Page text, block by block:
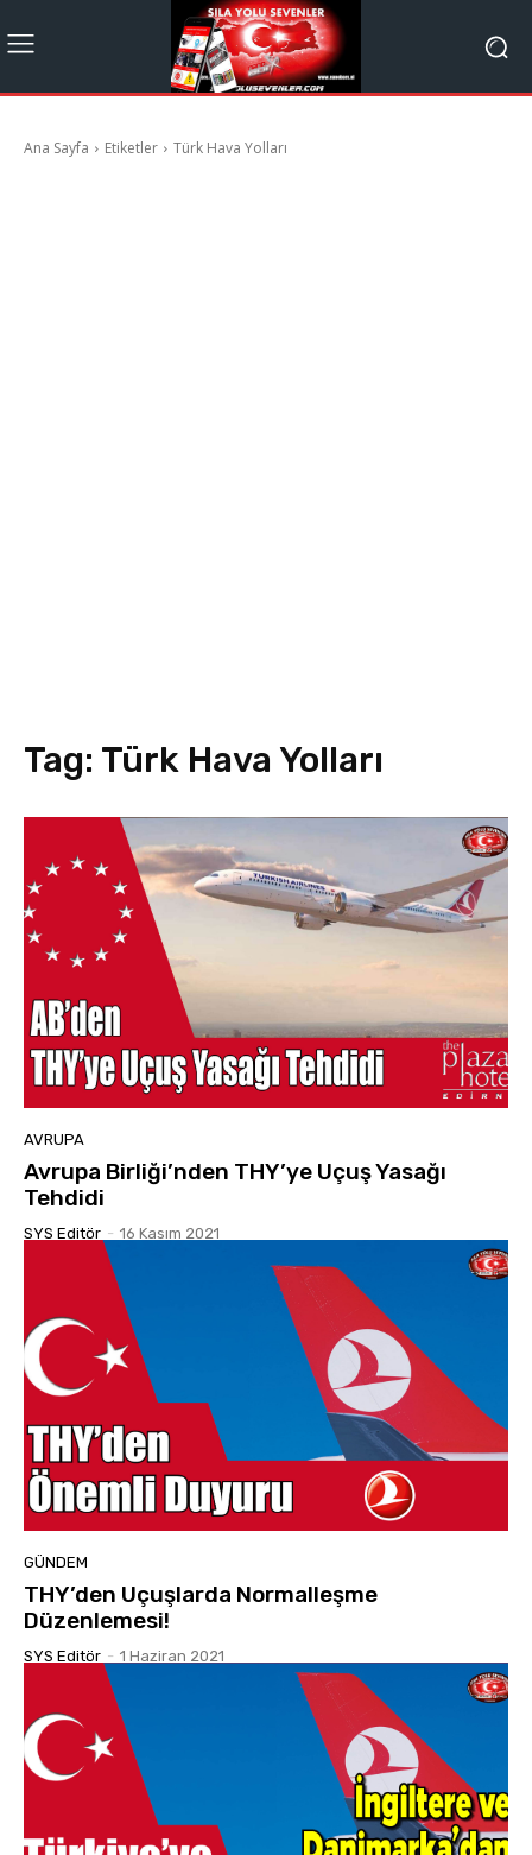
Ana Sayfa Etiketler Türk Hava Yolları
Tag: Türk Hava Yolları
AVRUPA
Avrupa Birliği’nden THY’ye Uçuş Yasağı
Tehdidi
SYS Editör - 16 Kasım 2021
GÜNDEM
THY’den Uçuşlarda Normalleşme
Düzenlemesi!
SYS Editör - 1 Haziran 2021